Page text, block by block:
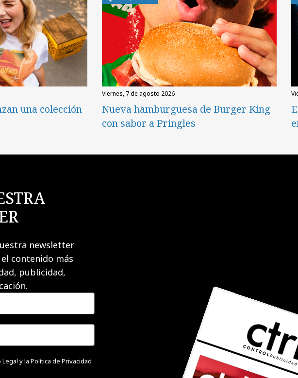
una colección
viernes, 7 de agosto 2026
Nueva hamburguesa de Burger King
con sabor a Pringles
newsletter
contenido más
publicidad,
Legal y la Política de Privacidad